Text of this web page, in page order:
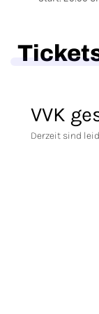
VVK
Derzeit sind